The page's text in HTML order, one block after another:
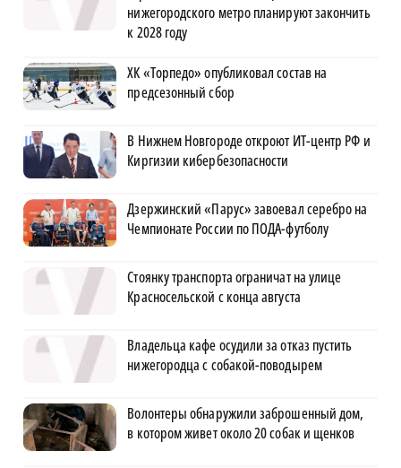
нижегородского метро планируют закончить
к 2028 году
ХК «Торпедо» опубликовал состав на
предсезонный сбор
В Нижнем Новгороде откроют ИТ-центр РФ и
Киргизии кибербезопасности
Дзержинский «Парус» завоевал серебро на
Чемпионате России по ПОДА-футболу
Стоянку транспорта ограничат на улице
Красносельской с конца августа
Владельца кафе осудили за отказ пустить
нижегородца с собакой-поводырем
Волонтеры обнаружили заброшенный дом,
в котором живет около 20 собак и щенков